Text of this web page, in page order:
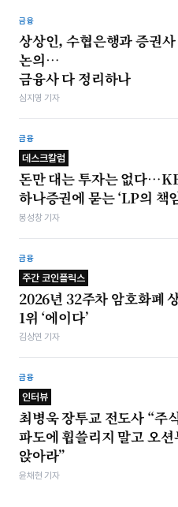
금융
상상인, 수협은행과 증권
논의…
금융사 다 정리하나
심지영 기자
금융
데스크칼럼
돈만 대는 투자는 없다
하나증권에 묻는 ‘LP의 책
봉성창 기자
금융
주간 코인플릭스
2026년 32주차 암호화폐
1위 ‘에이다’
김상연 기자
금융
인터뷰
최병욱 장투교 전도사 “주
파도에 휩쓸리지 말고 오션
앉아라”
윤채현 기자